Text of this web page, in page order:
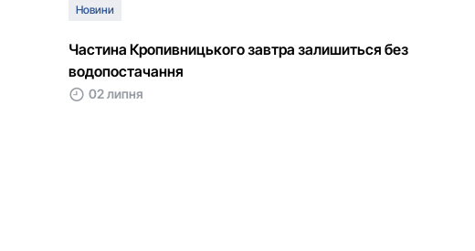
Новини
Частина Кропивницького завтра залишиться без
водопостачання
02 липня